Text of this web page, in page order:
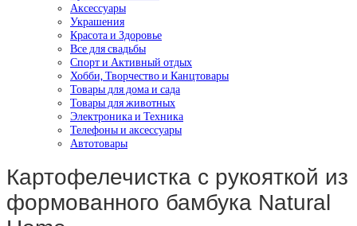
Аксессуары
Украшения
Красота и Здоровье
Все для свадьбы
Спорт и Активный отдых
Хобби, Творчество и Канцтовары
Товары для дома и сада
Товары для животных
Электроника и Техника
Телефоны и аксессуары
Автотовары
Картофелечистка с рукояткой из
формованного бамбука Natural